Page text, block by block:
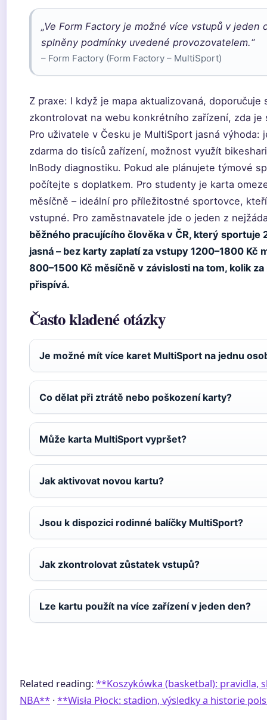
„Ve Form Factory je možné více vstupů v jeden
splněny podmínky uvedené provozovatelem.“
– Form Factory (Form Factory – MultiSport)
Z praxe: I když je mapa aktualizovaná, doporučuje
zkontrolovat na webu konkrétního zařízení, zda je
Pro uživatele v Česku je MultiSport jasná výhoda:
zdarma do tisíců zařízení, možnost využít
InBody diagnostiku. Pokud ale plánujete týmové
počítejte s doplatkem. Pro studenty je karta
měsíčně – ideální pro příležitostné sportovce,
vstupné. Pro zaměstnavatele jde o jeden z
běžného pracujícího člověka v ČR, který sportuje
jasná – bez karty zaplatí za vstupy 1200–1800 Kč
800–1500 Kč měsíčně v závislosti na tom, kolik
přispívá.
Často kladené otázky
Je možné mít více karet MultiSport na jednu
Co dělat při ztrátě nebo poškození karty?
Může karta MultiSport vypršet?
Jak aktivovat novou kartu?
Jsou k dispozici rodinné balíčky MultiSport?
Jak zkontrolovat zůstatek vstupů?
Lze kartu použít na více zařízení v jeden den?
Related reading:**Koszykówka (basketbal): pravidla,
NBA** ·**Wisła Płock: stadion, výsledky a historie